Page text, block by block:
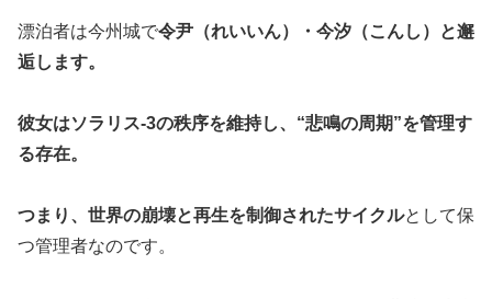
漂泊者は今州城で令尹（れいいん）・今汐（こんし）と邂
逅します。
彼女はソラリス-3の秩序を維持し、“悲鳴の周期”を管理す
る存在。
つまり、世界の崩壊と再生を制御されたサイクルとして保
つ管理者なのです。